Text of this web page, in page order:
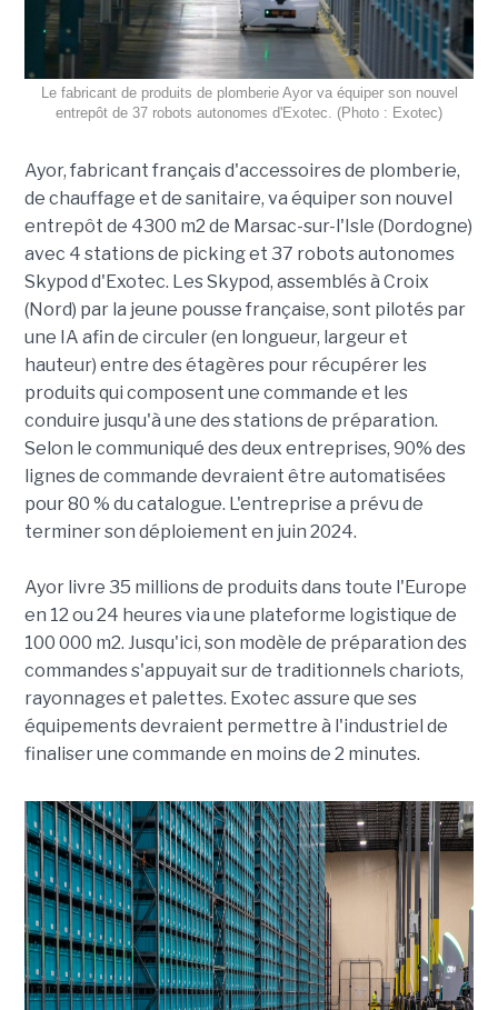
Le fabricant de produits de plomberie Ayor va équiper son nouvel
entrepôt de 37 robots autonomes d'Exotec. (Photo : Exotec)
Ayor, fabricant français d'accessoires de plomberie,
de chauffage et de sanitaire, va équiper son nouvel
entrepôt de 4300 m2 de Marsac-sur-l'Isle (Dordogne)
avec 4 stations de picking et 37 robots autonomes
Skypod d'Exotec. Les Skypod, assemblés à Croix
(Nord) par la jeune pousse française, sont pilotés par
une IA afin de circuler (en longueur, largeur et
hauteur) entre des étagères pour récupérer les
produits qui composent une commande et les
conduire jusqu'à une des stations de préparation.
Selon le communiqué des deux entreprises, 90% des
lignes de commande devraient être automatisées
pour 80 % du catalogue. L'entreprise a prévu de
terminer son déploiement en juin 2024.
Ayor livre 35 millions de produits dans toute l'Europe
en 12 ou 24 heures via une plateforme logistique de
100 000 m2. Jusqu'ici, son modèle de préparation des
commandes s'appuyait sur de traditionnels chariots,
rayonnages et palettes. Exotec assure que ses
équipements devraient permettre à l'industriel de
finaliser une commande en moins de 2 minutes.